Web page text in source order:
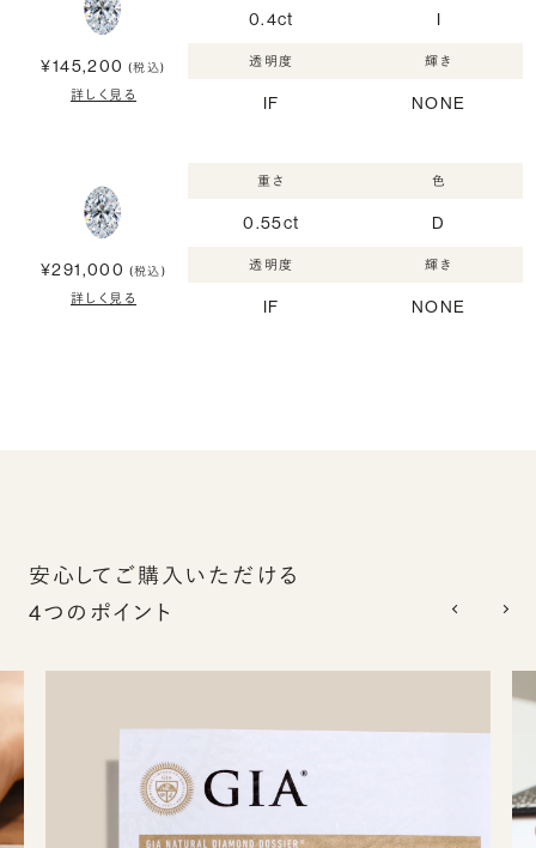
¥145,200 (税込)
詳しく見る
0.4ct I
透明度
IF
輝き
NONE
¥291,000 (税込)
詳しく見る
重さ
0.55ct
色
D
透明度
IF
輝き
NONE
安心してご購入いただける
4つのポイント